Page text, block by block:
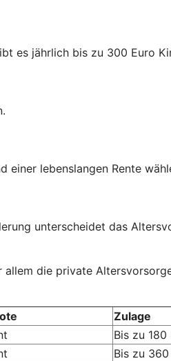
es jährlich bis zu 300 Euro
einer lebenslangen Rente
unterscheidet das
die private
Zulage
Bis zu 180
Bis zu